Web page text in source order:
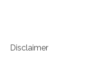
Disclaimer